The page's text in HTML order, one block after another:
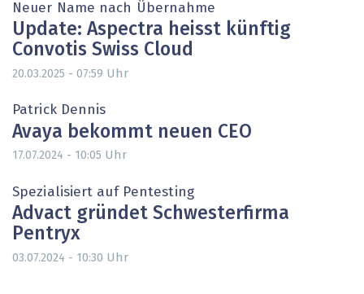
Neuer Name nach Übernahme
Update: Aspectra heisst künftig
Convotis Swiss Cloud
20.03.2025 - 07:59 Uhr
Patrick Dennis
Avaya bekommt neuen CEO
17.07.2024 - 10:05 Uhr
Spezialisiert auf Pentesting
Advact gründet Schwesterfirma
Pentryx
03.07.2024 - 10:30 Uhr